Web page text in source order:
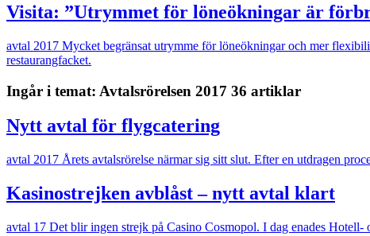
Visita: ”Utrymmet för löneökningar är
avtal 2017 Mycket begränsat utrymme för löneökningar och mer
restaurangfacket.
Ingår i temat: Avtalsrörelsen 2017 36 artiklar
Nytt avtal för flygcatering
avtal 2017 Årets avtalsrörelse närmar sig sitt slut. Efter en utdragen
Kasinostrejken avblåst – nytt avtal klart
avtal 17 Det blir ingen strejk på Casino Cosmopol. I dag enades